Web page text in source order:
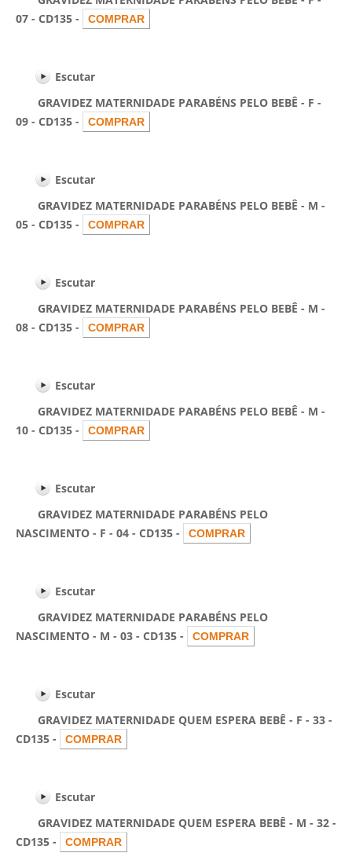
07 - CD135 -
Escutar
GRAVIDEZ MATERNIDADE PARABÉNS PELO BEBÊ - F -
09 - CD135 -
Escutar
GRAVIDEZ MATERNIDADE PARABÉNS PELO BEBÊ - M -
05 - CD135 -
Escutar
GRAVIDEZ MATERNIDADE PARABÉNS PELO BEBÊ - M -
08 - CD135 -
Escutar
GRAVIDEZ MATERNIDADE PARABÉNS PELO BEBÊ - M -
10 - CD135 -
Escutar
GRAVIDEZ MATERNIDADE PARABÉNS PELO
NASCIMENTO - F - 04 - CD135 -
Escutar
GRAVIDEZ MATERNIDADE PARABÉNS PELO
NASCIMENTO - M - 03 - CD135 -
Escutar
GRAVIDEZ MATERNIDADE QUEM ESPERA BEBÊ - F - 33 -
CD135 -
Escutar
GRAVIDEZ MATERNIDADE QUEM ESPERA BEBÊ - M - 32 -
CD135 -